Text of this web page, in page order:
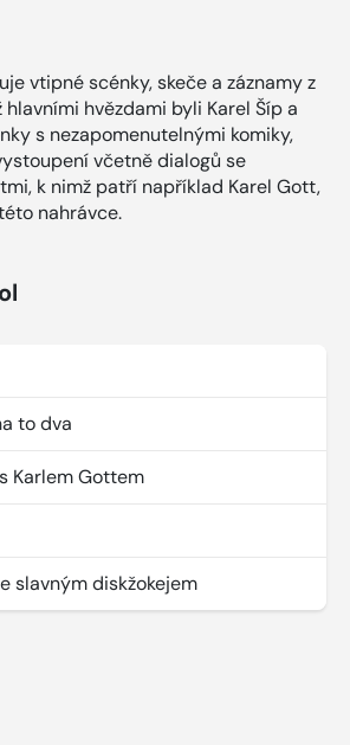
vtipné scénky, skeče a záznamy z
hvězdami byli Karel Šíp a
s nezapomenutelnými komiky,
včetně dialogů se
k nimž patří například Karel Gott,
nahrávce.
to dva
Karlem Gottem
slavným diskžokejem